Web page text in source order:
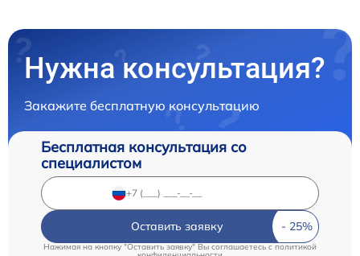
Нужна консультация?
Закажите бесплатную консультацию
Бесплатная консультация со
специалистом
Оставить заявку
Нажимая на кнопку "Оставить заявку" Вы соглашаетесь cполитикой